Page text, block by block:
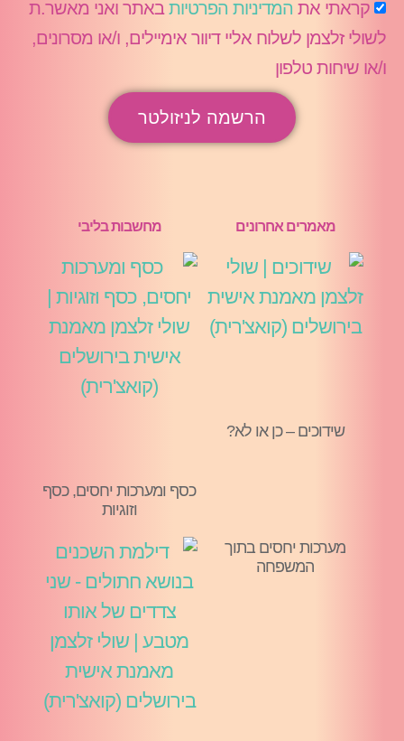
קראתי את המדיניות הפרטיותבאתר ואני מאשר.ת
לשולי זלצמן לשלוח אליי דיוור אימיילים, ו/או מסרונים,
ו/או שיחות טלפון
הרשמה לניזולטר
מאמרים אחרונים
שידוכים – כן או לא?
מערכות יחסים בתוך
המשפחה
מחשבות בליבי
כסף ומערכות יחסים, כסף
וזוגיות